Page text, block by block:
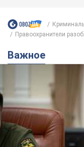
Правоохранители
Важное